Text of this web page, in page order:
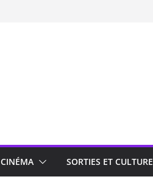
CINÉMA SORTIES ET CULTURE